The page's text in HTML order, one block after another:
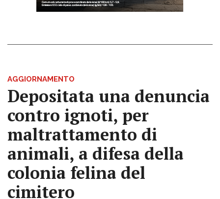
AGGIORNAMENTO
Depositata una denuncia
contro ignoti, per
maltrattamento di
animali, a difesa della
colonia felina del
cimitero